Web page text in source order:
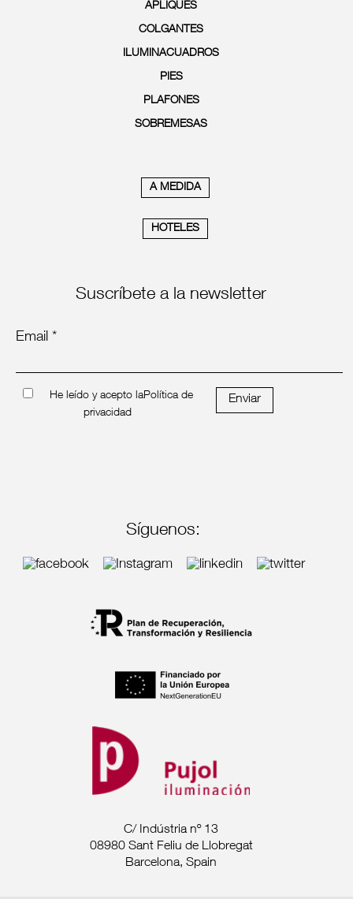
APLIQUES
COLGANTES
ILUMINACUADROS
PIES
PLAFONES
SOBREMESAS
A MEDIDA
HOTELES
Suscríbete a la newsletter
Email *
He leído y acepto laPolítica de
privacidad
Enviar
Síguenos:
C/ Indústria nº 13
08980 Sant Feliu de Llobregat
Barcelona, Spain